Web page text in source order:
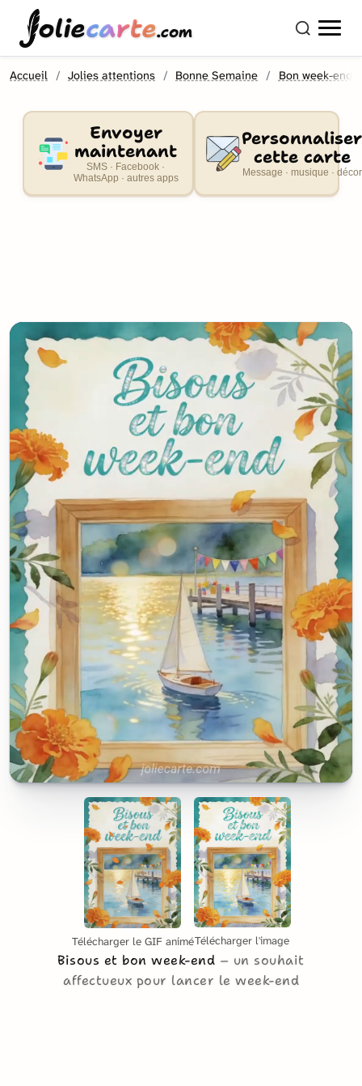
oliecarte.com
Accueil Jolies attentions Bonne Semaine Bon week-end
Envoyer
maintenant
SMS · Facebook ·
WhatsApp · autres apps
Personnaliser
cette carte
Message · musique · décor
Télécharger le GIF animéTélécharger l'image
Bisous et bon week-end
un souhait
affectueux pour lancer le week-end